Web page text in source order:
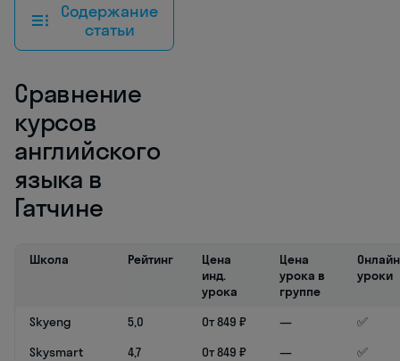
Содержание
статьи
Сравнение
курсов
английского
языка в
Гатчине
Школа Рейтинг
Цена
инд.
урока
Цена
урока в
группе
уроки
Skyeng 5,0 От 849 ₽ —
✅
Skysmart
4,7 От 849 ₽ —
✅